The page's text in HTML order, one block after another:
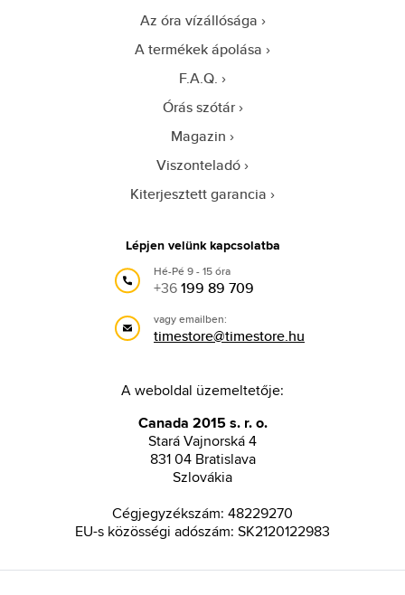
Az óra vízállósága
A termékek ápolása
F.A.Q.
Órás szótár
Magazin
Viszonteladó
Kiterjesztett garancia
Lépjen velünk kapcsolatba
Hé-Pé 9 - 15 óra
+36199 89 709
vagy emailben:
timestore@timestore.hu
A weboldal üzemeltetője:
Canada 2015 s. r. o.
Stará Vajnorská 4
831 04 Bratislava
Szlovákia
Cégjegyzékszám: 48229270
EU-s közösségi adószám: SK2120122983